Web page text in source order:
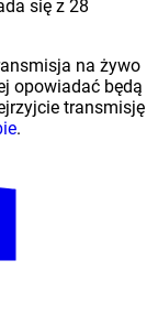
się z 28
na żywo
opowiadać będą
transmisję
.